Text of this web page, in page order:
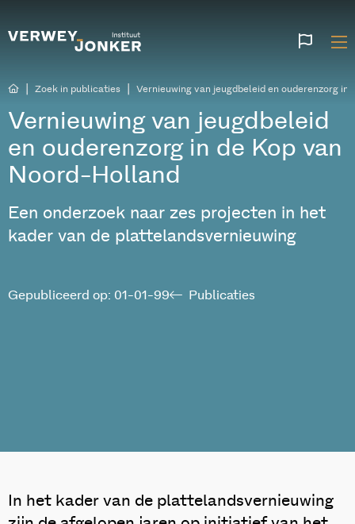
Zoek in publicaties Vernieuwing van jeugdbeleid en ouderenzorg in
Vernieuwing van jeugdbeleid
en ouderenzorg in de Kop van
Noord-Holland
Een onderzoek naar zes projecten in het
kader van de plattelandsvernieuwing
Publicaties
Gepubliceerd op: 01-01-99
In het kader van de plattelandsvernieuwing